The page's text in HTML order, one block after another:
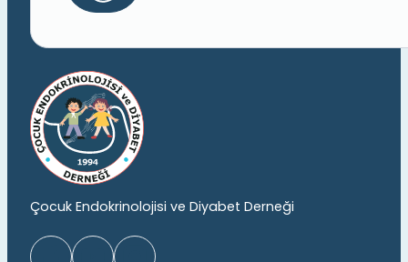
Çocuk Endokrinolojisi ve Diyabet Derneği